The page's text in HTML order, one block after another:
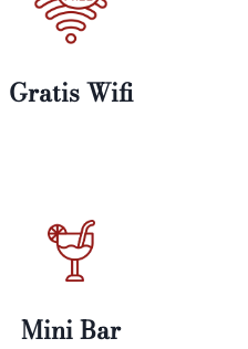
Gratis Wifi
Mini Bar